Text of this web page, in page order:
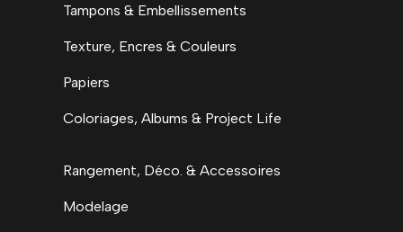
Tampons & Embellissements
Texture, Encres & Couleurs
Papiers
Coloriages, Albums & Project Life
Rangement, Déco. & Accessoires
Modelage